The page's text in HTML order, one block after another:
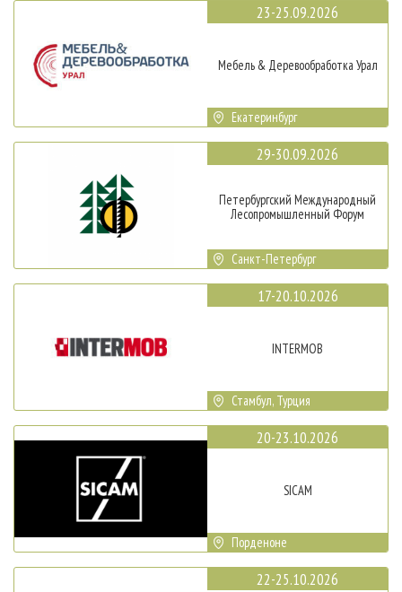
23-25.09.2026
Мебель & Деревообработка Урал
Екатеринбург
29-30.09.2026
Петербургский Международный
Лесопромышленный Форум
Санкт-Петербург
17-20.10.2026
INTERMOB
Стамбул, Турция
20-23.10.2026
SICAM
Порденоне
22-25.10.2026